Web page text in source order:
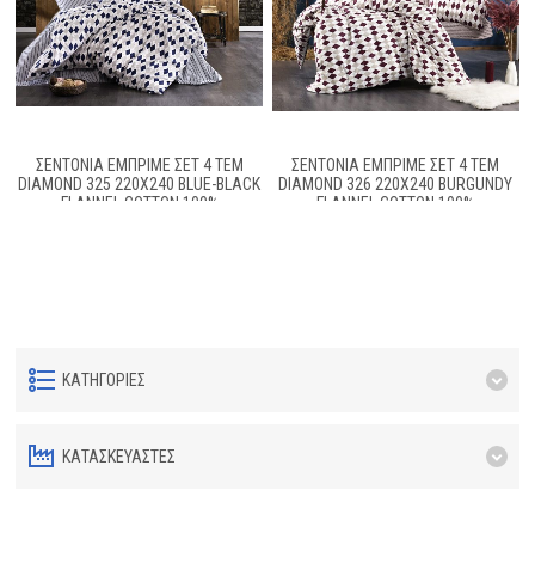
ΣΕΝΤΟΝΙΑ ΕΜΠΡΙΜΕ ΣΕΤ 4 ΤΕΜ
DIAMOND 325 220Χ240 BLUE-BLACK
FLANNEL COTTON 100%
ΣΕΝΤΟΝΙΑ ΕΜΠΡΙΜΕ ΣΕΤ 4 ΤΕΜ
DIAMOND 326 220Χ240 BURGUNDY
FLANNEL COTTON 100%
ΚΑΤΗΓΟΡΊΕΣ
ΚΑΤΑΣΚΕΥΑΣΤΈΣ